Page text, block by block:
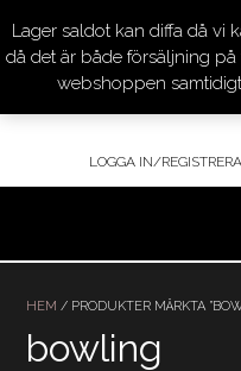
innehåll
KVALITET –
LOGGA IN/REGISTRERA
HEM / PRODUKTER MÄRKTA
bowling
Lager saldot kan diffa då vi
då det är både försäljning
webshoppen